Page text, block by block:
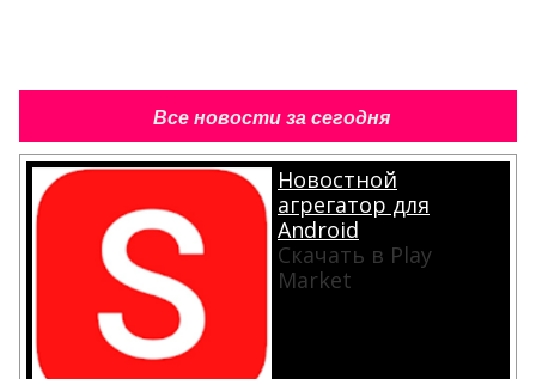
Все новости за сегодня
Новостной
агрегатор для
Android
Скачать в Play
Market